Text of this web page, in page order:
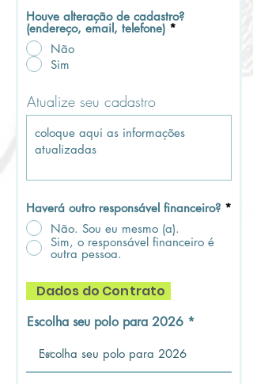
Houve alteração de cadastro?
(endereço, email, telefone) *
Não
Sim
Atualize seu cadastro
Haverá outro responsável financeiro? *
Não. Sou eu mesmo (a).
Sim, o responsável financeiro é
outra pessoa.
Dados do Contrato
Escolha seu polo para 2026